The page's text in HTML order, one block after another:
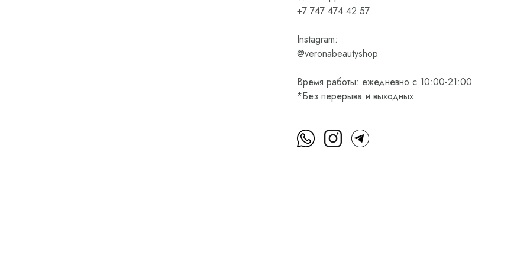
+7 747 474 42 57
Instagram:
@veronabeautyshop
Время работы: ежедневно с 10:00-21:00
*Без перерыва и выходных